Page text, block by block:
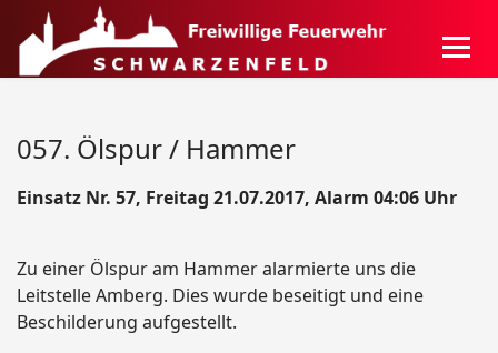
057. Ölspur / Hammer
Einsatz Nr. 57, Freitag 21.07.2017, Alarm 04:06 Uhr
Zu einer Ölspur am Hammer alarmierte uns die
Leitstelle Amberg. Dies wurde beseitigt und eine
Beschilderung aufgestellt.